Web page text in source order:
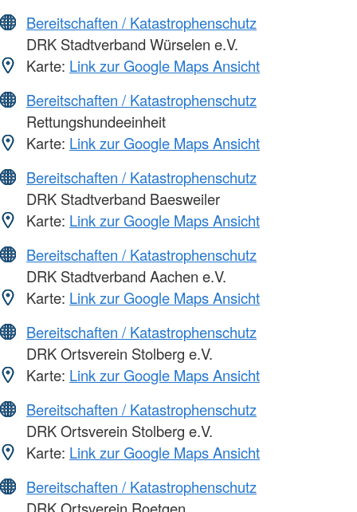
Bereitschaften / Katastrophenschutz
DRK Stadtverband Würselen e.V.
Karte: Link zur Google Maps Ansicht
Bereitschaften / Katastrophenschutz
Rettungshundeeinheit
Karte: Link zur Google Maps Ansicht
Bereitschaften / Katastrophenschutz
DRK Stadtverband Baesweiler
Karte: Link zur Google Maps Ansicht
Bereitschaften / Katastrophenschutz
DRK Stadtverband Aachen e.V.
Karte: Link zur Google Maps Ansicht
Bereitschaften / Katastrophenschutz
DRK Ortsverein Stolberg e.V.
Karte: Link zur Google Maps Ansicht
Bereitschaften / Katastrophenschutz
DRK Ortsverein Stolberg e.V.
Karte: Link zur Google Maps Ansicht
Bereitschaften / Katastrophenschutz